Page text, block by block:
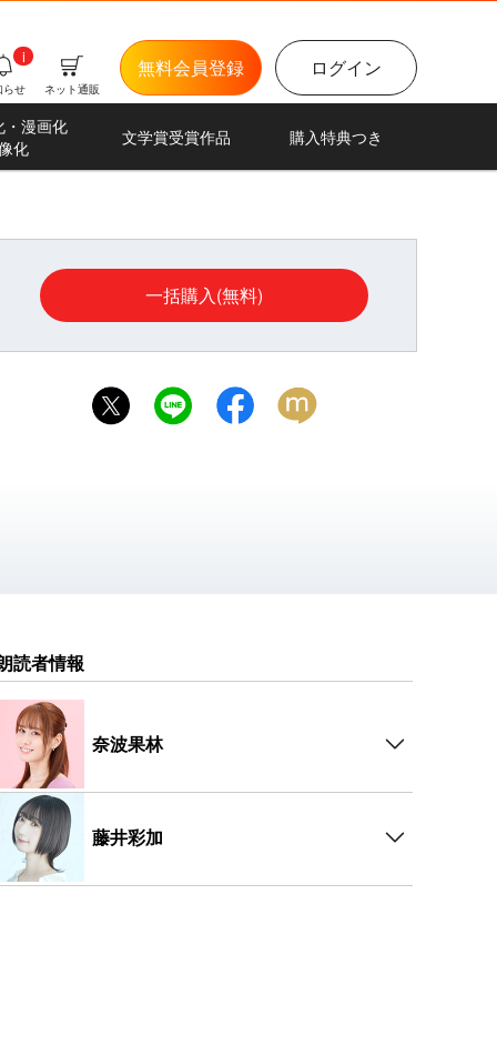
ログイン
無料会員登録
ネット通販
らせ
i
・漫画化
化
文学賞受賞作品 購入特典つき
一括購入(無料)
読者情報
奈波果林
藤井彩加